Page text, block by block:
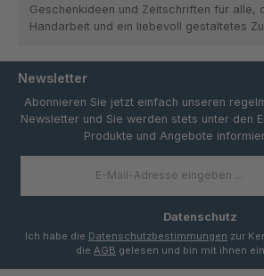
Geschenkideen und Zeitschriften für alle,
Handarbeit und ein liebevoll gestaltetes
Newsletter
Abonnieren Sie jetzt einfach unseren
Newsletter und Sie werden stets unter den
Produkte und Angebote
Datenschutz
Ich habe die Datenschutzbestimmungen zur
die AGB gelesen und bin mit ihnen